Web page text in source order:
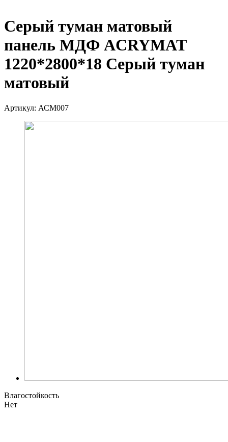
Серый туман матовый
панель МДФ ACRYMAT
1220*2800*18 Серый туман
матовый
Артикул: АСМ007
Влагостойкость
Нет